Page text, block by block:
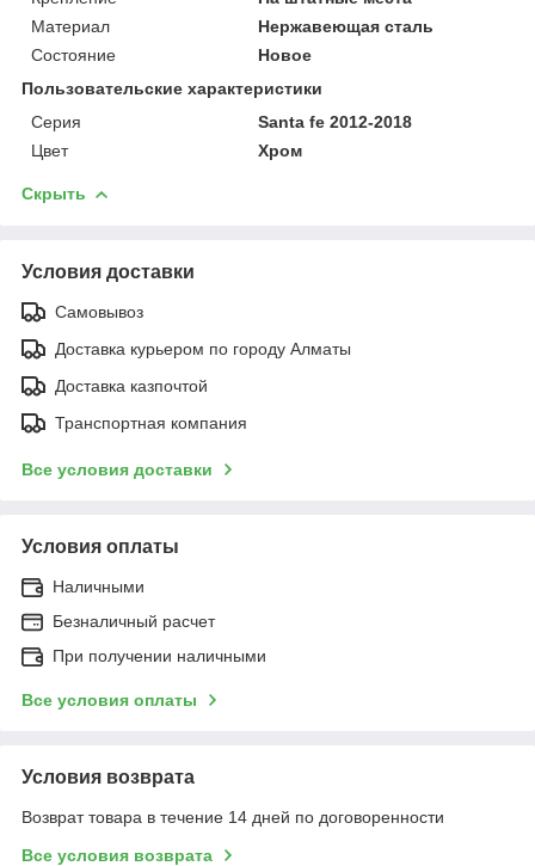
Материал
Нержавеющая сталь
Состояние
Новое
Пользовательские характеристики
Серия
Santa fe 2012-2018
Цвет
Хром
Скрыть
Условия доставки
Самовывоз
Доставка курьером по городу Алматы
Доставка казпочтой
Транспортная компания
Все условия доставки
Условия оплаты
Наличными
Безналичный расчет
При получении наличными
Все условия оплаты
Условия возврата
Возврат товара в течение 14 дней по договоренности
Все условия возврата